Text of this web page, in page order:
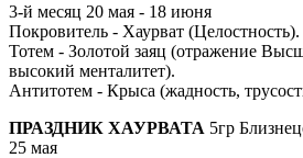
3-й месяц 20 мая - 18 июня
Покровитель - Хаурват (Целостность).
Тотем - Золотой заяц (отражение
высокий менталитет).
Антитотем - Крыса (жадность,
ПРАЗДНИК ХАУРВАТА 5гр
25 мая